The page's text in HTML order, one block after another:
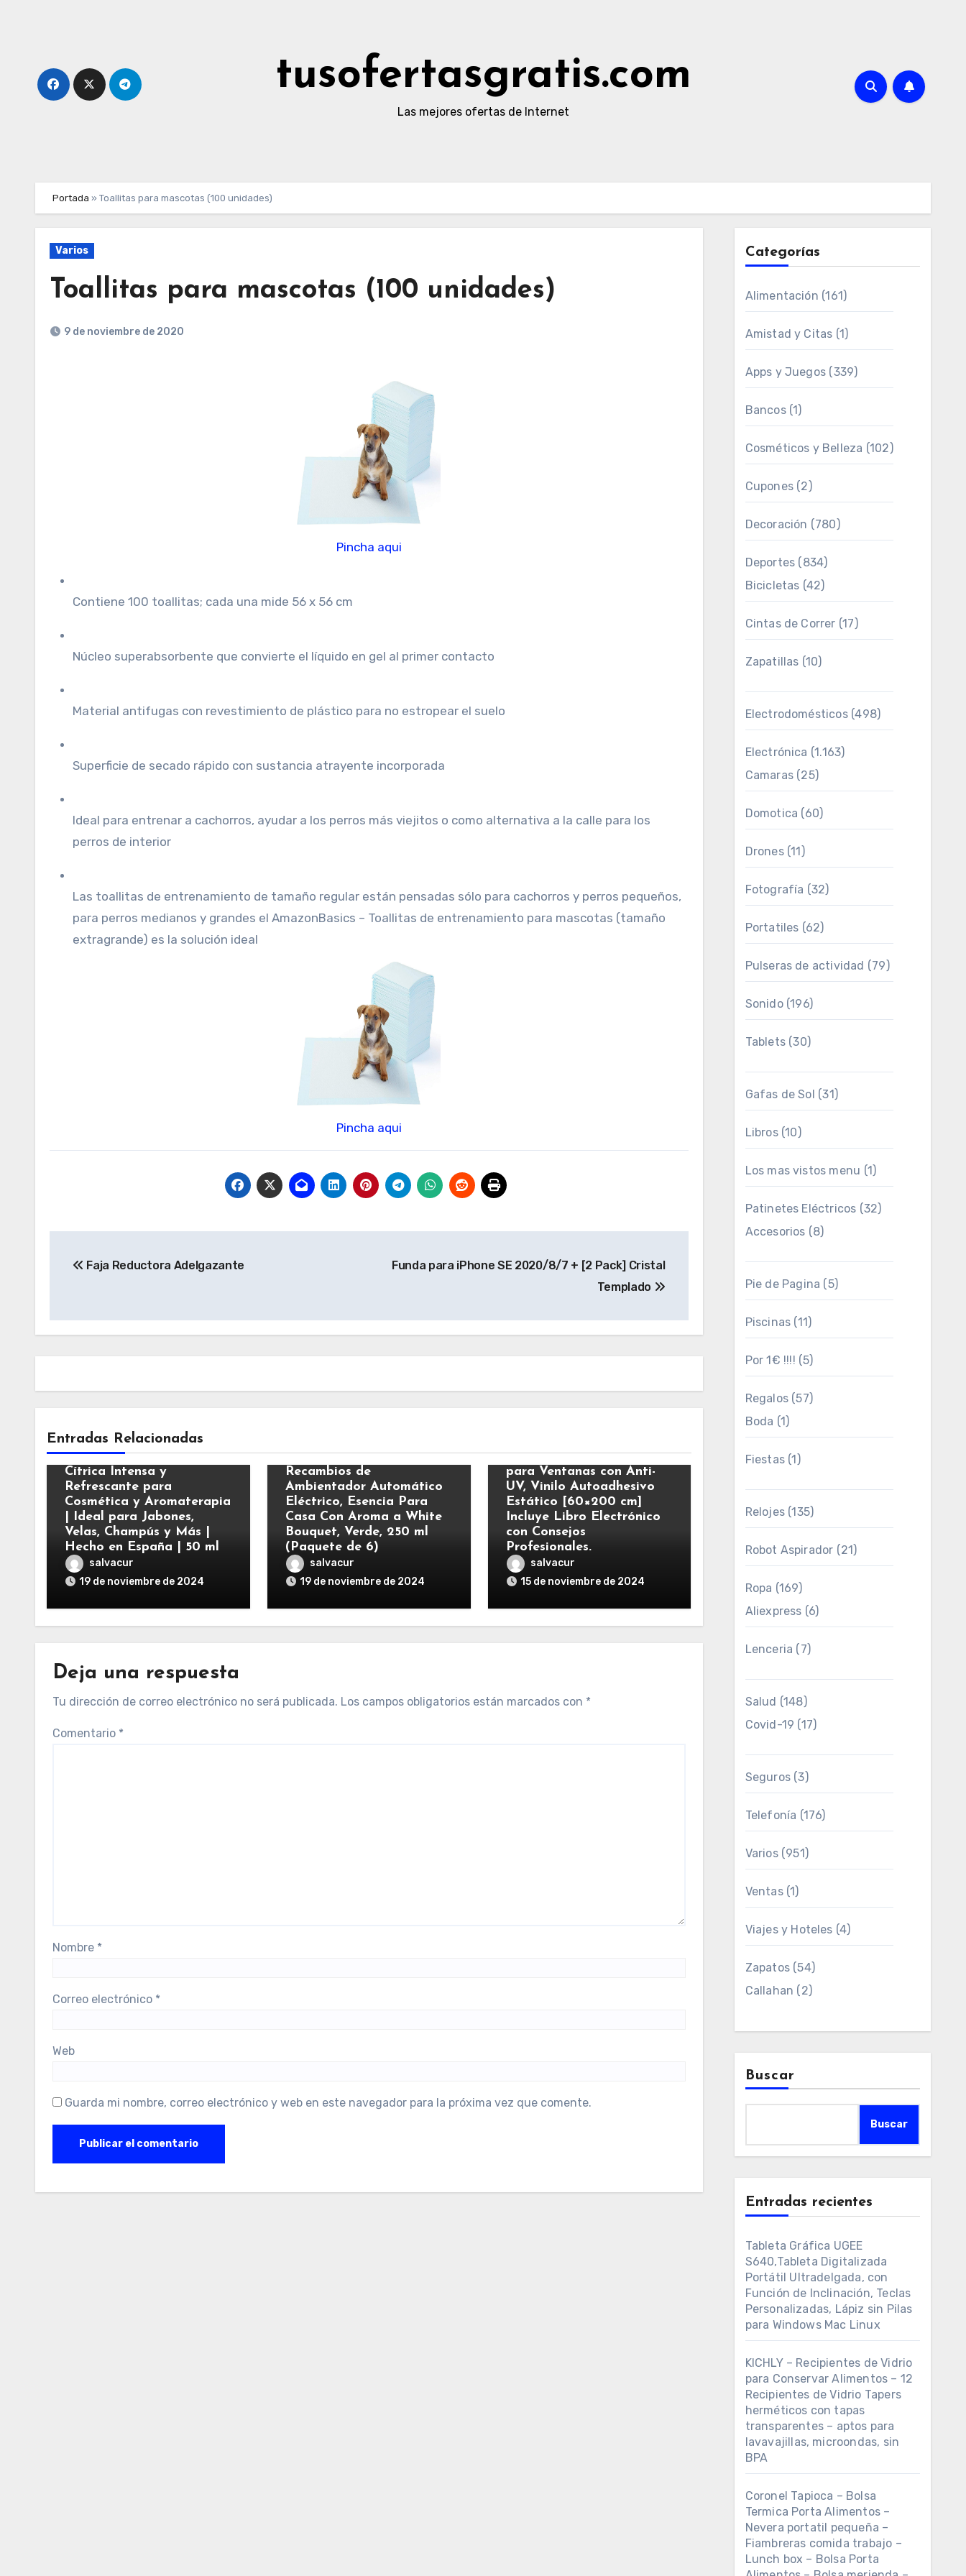
tusofertasgratis.com
Las mejores ofertas de Internet
Portada » Toallitas para mascotas (100 unidades)
Varios
Toallitas para mascotas (100 unidades)
9 de noviembre de 2020
Pincha aqui
Contiene 100 toallitas; cada una mide 56 x 56 cm
Núcleo superabsorbente que convierte el líquido en gel al primer contacto
Material antifugas con revestimiento de plástico para no estropear el suelo
Superficie de secado rápido con sustancia atrayente incorporada
Ideal para entrenar a cachorros, ayudar a los perros más viejitos o como alternativa a la calle para los
perros de interior
Las toallitas de entrenamiento de tamaño regular están pensadas sólo para cachorros y perros pequeños,
para perros medianos y grandes el AmazonBasics – Toallitas de entrenamiento para mascotas (tamaño
extragrande) es la solución ideal
Pincha aqui
de
Faja Reductora Adelgazante
Funda para iPhone SE 2020/8/7 + [2 Pack] Cristal
Templado
Entradas Relacionadas
Esencia Aromática de
Mandarina | Fragancia
Cítrica Intensa y
Refrescante para
Cosmética y Aromaterapia
| Ideal para Jabones,
Velas, Champús y Más |
Hecho en España | 50 ml
salvacur
19 de noviembre de 2024
Air Wick Eléctrico –
Recambios de
Ambientador Automático
Eléctrico, Esencia Para
Casa Con Aroma a White
Bouquet, Verde, 250 ml
(Paquete de 6)
salvacur
19 de noviembre de 2024
MARAPON® Vinilo Opaco
para Ventanas con Anti-
UV, Vinilo Autoadhesivo
Estático [60×200 cm]
Incluye Libro Electrónico
con Consejos
Profesionales.
salvacur
15 de noviembre de 2024
Deja una respuesta
Tu dirección de correo electrónico no será publicada. Los campos obligatorios están marcados con *
Comentario *
Nombre *
Correo electrónico *
Web
Guarda mi nombre, correo electrónico y web en este navegador para la próxima vez que comente.
Categorías
Alimentación (161)
Amistad y Citas (1)
Apps y Juegos (339)
Bancos(1)
Cosméticos y Belleza (102)
Cupones(2)
Decoración (780)
Deportes (834)
Bicicletas (42)
Cintas de Correr (17)
Zapatillas (10)
Electrodomésticos(498)
Electrónica (1.163)
Camaras(25)
Domotica (60)
Drones(11)
Fotografía (32)
Portatiles (62)
Pulseras de actividad (79)
Sonido(196)
Tablets(30)
Gafas de Sol (31)
Libros(10)
Los mas vistos menu (1)
Patinetes Eléctricos (32)
Accesorios (8)
Pie de Pagina (5)
Piscinas (11)
Por 1€ !!!! (5)
Regalos(57)
Boda (1)
Fiestas(1)
Relojes(135)
Robot Aspirador (21)
Ropa (169)
Aliexpress (6)
Lenceria (7)
Salud (148)
Covid-19 (17)
Seguros(3)
Telefonía (176)
Varios(951)
Ventas(1)
Viajes y Hoteles (4)
Zapatos(54)
Callahan (2)
Buscar
Buscar
Entradas recientes
Tableta Gráfica UGEE
S640,Tableta Digitalizada
Portátil Ultradelgada, con
Función de Inclinación, Teclas
Personalizadas, Lápiz sin Pilas
para Windows Mac Linux
KICHLY – Recipientes de Vidrio
para Conservar Alimentos – 12
Recipientes de Vidrio Tapers
herméticos con tapas
transparentes – aptos para
lavavajillas, microondas, sin
BPA
Coronel Tapioca – Bolsa
Termica Porta Alimentos –
Nevera portatil pequeña –
Fiambreras comida trabajo –
Lunch box – Bolsa Porta